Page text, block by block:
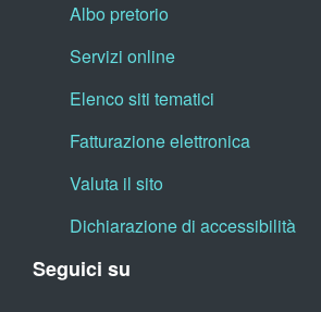
Albo pretorio
Servizi online
Elenco siti tematici
Fatturazione elettronica
Valuta il sito
Dichiarazione di accessibilità
Seguici su